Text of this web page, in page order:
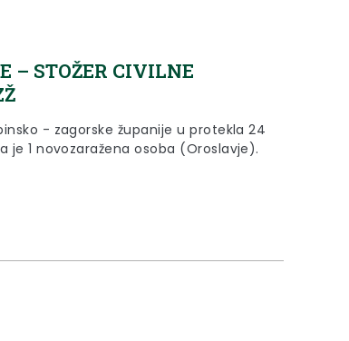
– STOŽER CIVILNE
- zagorske županije u protekla 24
je 1 novozaražena osoba (Oroslavje).